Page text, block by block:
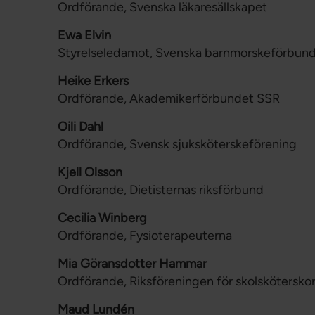
Ordförande, Svenska läkaresällskapet
Ewa Elvin
Styrelseledamot, Svenska
Heike Erkers
Ordförande, Akademikerförbundet SSR
Oili Dahl
Ordförande, Svensk sjuksköterskeförening
Kjell Olsson
Ordförande, Dietisternas riksförbund
Cecilia Winberg
Ordförande, Fysioterapeuterna
Mia Göransdotter Hammar
Ordförande, Riksföreningen för skolsköterskor
Maud Lundén